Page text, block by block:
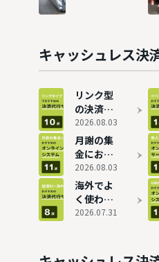
解で分か
りやすく
解説
キャッシュレス決
リンク型
の決済サ
ービスを
比較！お
すすめ10
選
2026.08.03
月謝の集
金におす
すめのオ
ンライン
決済シス
テム11
2026.08.03
海外でよ
く使われ
る決済サ
ECにおす
2026.07.31